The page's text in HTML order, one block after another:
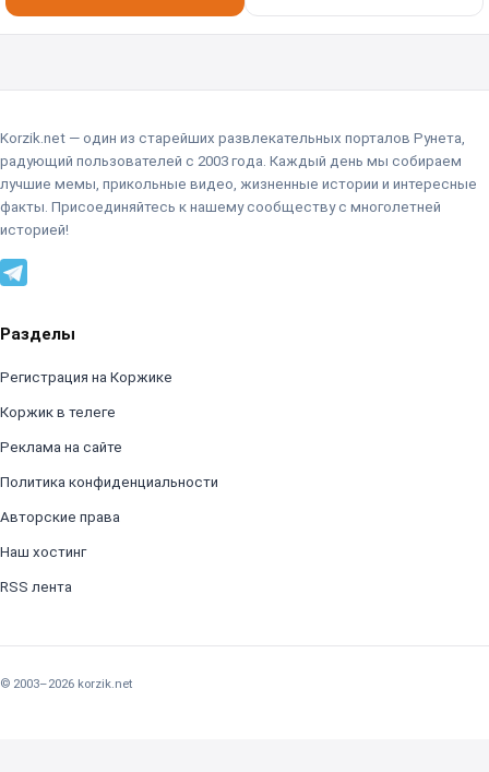
Korzik.net — один из старейших развлекательных порталов Рунета,
радующий пользователей с 2003 года. Каждый день мы собираем
лучшие мемы, прикольные видео, жизненные истории и интересные
факты. Присоединяйтесь к нашему сообществу с многолетней
историей!
Разделы
Регистрация на Коржике
Коржик в телеге
Реклама на сайте
Политика конфиденциальности
Авторские права
Наш хостинг
RSS лента
© 2003–2026 korzik.net